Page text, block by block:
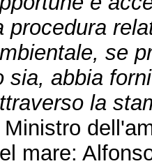
procedura
se
sia, abbia
la
Ministro
mare: